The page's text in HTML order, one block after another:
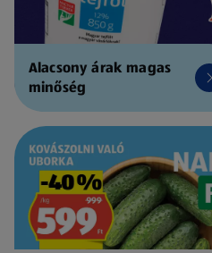
Alacsony árak magas
minőség